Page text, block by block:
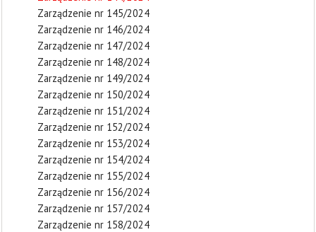
Zarządzenie nr 145/2024
Zarządzenie nr 146/2024
Zarządzenie nr 147/2024
Zarządzenie nr 148/2024
Zarządzenie nr 149/2024
Zarządzenie nr 150/2024
Zarządzenie nr 151/2024
Zarządzenie nr 152/2024
Zarządzenie nr 153/2024
Zarządzenie nr 154/2024
Zarządzenie nr 155/2024
Zarządzenie nr 156/2024
Zarządzenie nr 157/2024
Zarządzenie nr 158/2024